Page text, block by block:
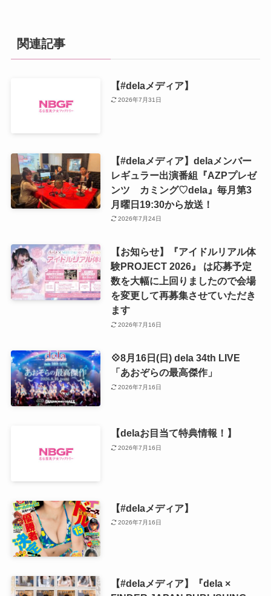
関連記事
【#delaメディア】
2026年7月31日
【#delaメディア】delaメンバー
レギュラー出演番組『AZPプレゼ
ンツ カミング♡dela』毎月第3
月曜日19:30から放送！
2026年7月24日
【お知らせ】『アイドルリアル体
験PROJECT 2026』 は応募予定
数を大幅に上回りましたので会場
を変更して再募集させていただき
ます
2026年7月16日
💠8月16日(日) dela 34th LIVE
「あおぞらの最高傑作」
2026年7月16日
【delaお目当て特典情報！】
2026年7月16日
【#delaメディア】
2026年7月16日
【#delaメディア】『dela ×